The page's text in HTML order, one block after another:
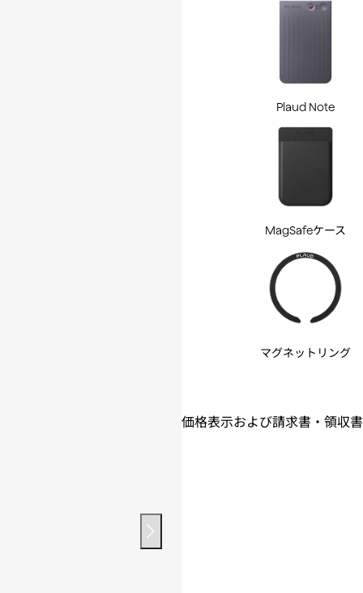
Plaud Note
MagSafeケース
マグネットリング
価格表示および請求書・領収